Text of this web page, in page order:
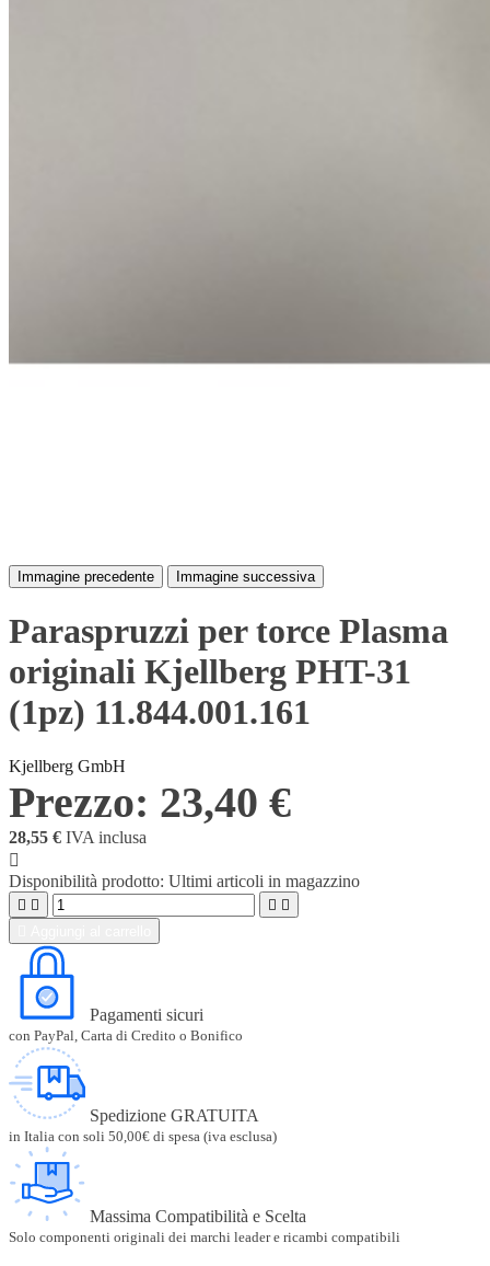
Immagine precedente Immagine successiva
Paraspruzzi per torce Plasma
originali Kjellberg PHT-31
(1pz) 11.844.001.161
Kjellberg GmbH
Prezzo: 23,40 €
28,55 € IVA inclusa

Disponibilità prodotto: Ultimi articoli in magazzino
   
Pagamenti sicuri
con PayPal, Carta di Credito o Bonifico
Spedizione GRATUITA
in Italia con soli 50,00€ di spesa (iva esclusa)
Massima Compatibilità e Scelta
Solo componenti originali dei marchi leader e ricambi compatibili